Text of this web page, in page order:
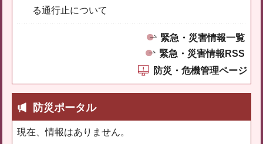
る通行止について
緊急・災害情報一覧
緊急・災害情報RSS
防災・危機管理ページ
防災ポータル
現在、情報はありません。